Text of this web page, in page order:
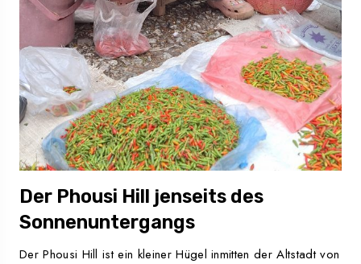
Der Phousi Hill jenseits des
Sonnenuntergangs
Der Phousi Hill ist ein kleiner Hügel inmitten der Altstadt von